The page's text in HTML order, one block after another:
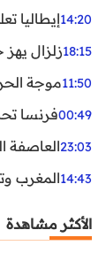
14:20إيطاليا تعلن
18:15زلزال
11:50موجة الحر
00:49فرنسا
23:03العاصفة
14:43المغرب
الأكثر مشاهدة